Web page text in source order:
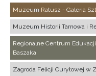
Muzeum Ratusz - Galeria
Muzeum Historii Tarnowa i
Regionalne Centrum
Baszaka
Zagroda Felicji Curyłowej w